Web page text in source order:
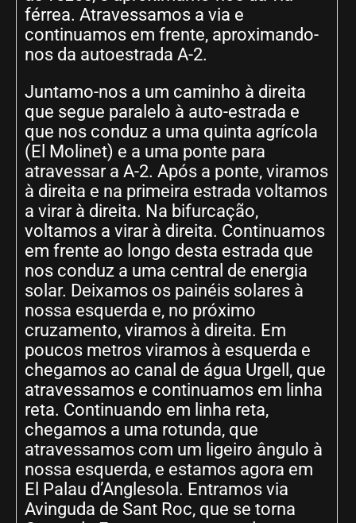
férrea. Atravessamos a via e
continuamos em frente, aproximando-
nos da autoestrada A-2.
Juntamo-nos a um caminho à direita
que segue paralelo à auto-estrada e
que nos conduz a uma quinta agrícola
(El Molinet) e a uma ponte para
atravessar a A-2. Após a ponte, viramos
à direita e na primeira estrada voltamos
a virar à direita. Na bifurcação,
voltamos a virar à direita. Continuamos
em frente ao longo desta estrada que
nos conduz a uma central de energia
solar. Deixamos os painéis solares à
nossa esquerda e, no próximo
cruzamento, viramos à direita. Em
poucos metros viramos à esquerda e
chegamos ao canal de água Urgell, que
atravessamos e continuamos em linha
reta. Continuando em linha reta,
chegamos a uma rotunda, que
atravessamos com um ligeiro ângulo à
nossa esquerda, e estamos agora em
El Palau d’Anglesola. Entramos via
Avinguda de Sant Roc, que se torna